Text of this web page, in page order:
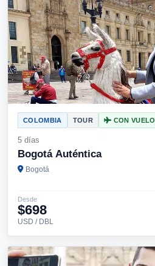
COLOMBIA TOUR CON VUELO
5 días
Bogotá Auténtica
Bogotá
Desde
$698
USD / DBL